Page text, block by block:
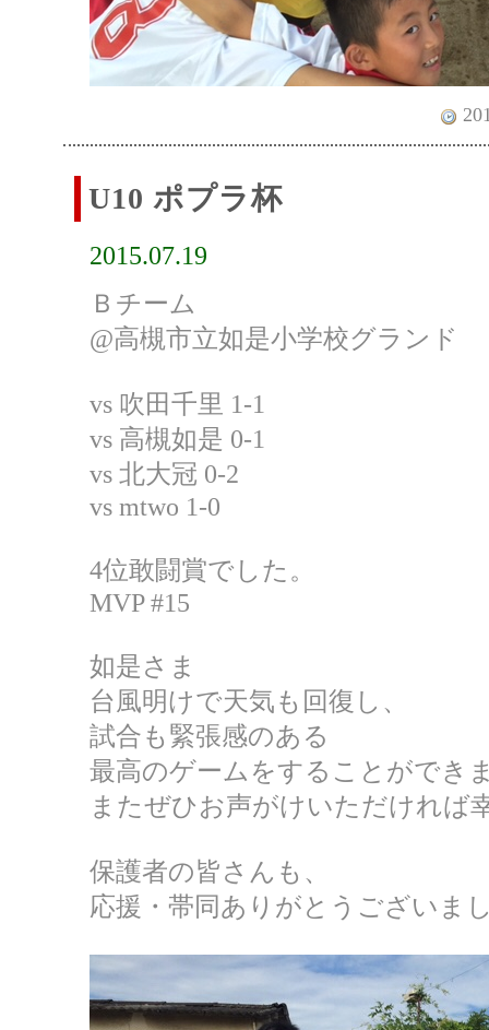
U10 ポプラ杯
2015.07.19
Ｂチーム
@高槻市立如是小学校グランド
vs 吹田千里 1-1
vs 高槻如是 0-1
vs 北大冠 0-2
vs mtwo 1-0
4位敢闘賞でした。
MVP #15
如是さま
台風明けで天気も回復し、
試合も緊張感のある
最高のゲームをすることができ
またぜひお声がけいただければ
保護者の皆さんも、
応援・帯同ありがとうございま